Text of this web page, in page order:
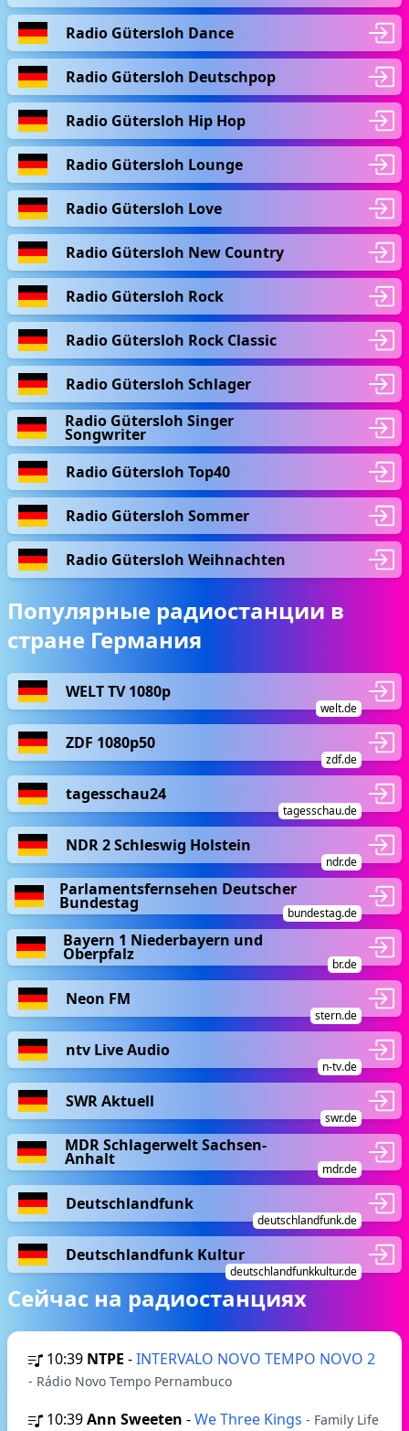
Radio Gütersloh Dance
Radio Gütersloh Deutschpop
Radio Gütersloh Hip Hop
Radio Gütersloh Lounge
Radio Gütersloh Love
Radio Gütersloh New Country
Radio Gütersloh Rock
Radio Gütersloh Rock Classic
Radio Gütersloh Schlager
Radio Gütersloh Singer
Songwriter
Radio Gütersloh Top40
Radio Gütersloh Sommer
Radio Gütersloh Weihnachten
Популярные радиостанции в
стране Германия
WELT TV 1080p
welt.de
ZDF 1080p50
zdf.de
tagesschau24
tagesschau.de
NDR 2 Schleswig Holstein
ndr.de
Parlamentsfernsehen Deutscher
Bundestag
bundestag.de
Bayern 1 Niederbayern und
Oberpfalz
br.de
Neon FM
stern.de
ntv Live Audio
n-tv.de
SWR Aktuell
swr.de
MDR Schlagerwelt Sachsen-
Anhalt
mdr.de
Deutschlandfunk
deutschlandfunk.de
Deutschlandfunk Kultur
deutschlandfunkkultur.de
Сейчас на радиостанциях
10:39 NTPE -INTERVALO NOVO TEMPO NOVO 2
- Rádio Novo Tempo Pernambuco
10:39Ann Sweeten -We Three Kings - Family Life